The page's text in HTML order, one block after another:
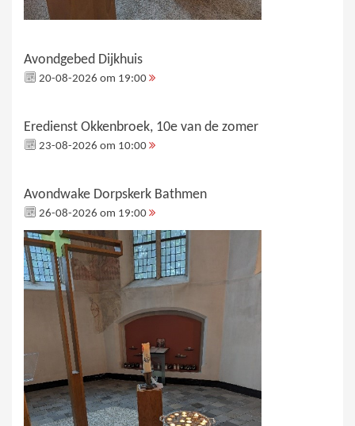
Avondgebed Dijkhuis
20-08-2026 om 19:00
Eredienst Okkenbroek, 10e van de zomer
23-08-2026 om 10:00
Avondwake Dorpskerk Bathmen
26-08-2026 om 19:00